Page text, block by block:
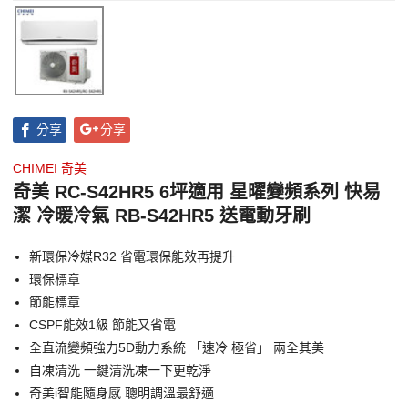
分享 分享
CHIMEI 奇美
奇美 RC-S42HR5 6坪適用 星曜變頻系列 快易
潔 冷暖冷氣 RB-S42HR5 送電動牙刷
新環保冷媒R32 省電環保能效再提升
環保標章
節能標章
CSPF能效1級 節能又省電
全直流變頻強力5D動力系統 「速冷 極省」 兩全其美
自凍清洗 一鍵清洗凍一下更乾淨
奇美i智能隨身感 聰明調溫最舒適